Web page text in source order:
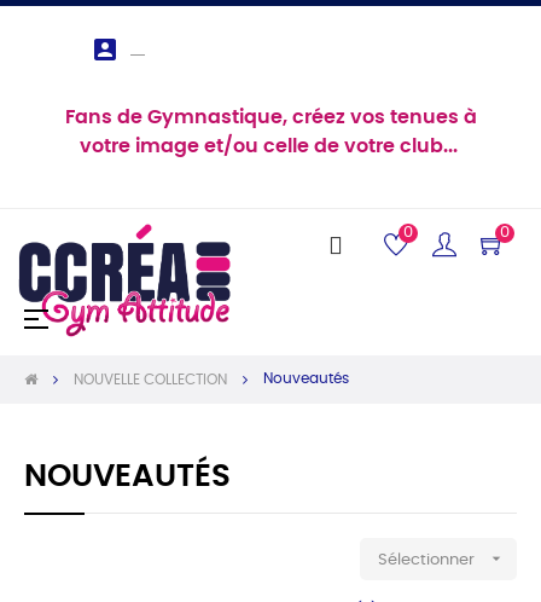

Fans de Gymnastique, créez vos tenues à
votre image et/ou celle de votre club...
0 0
Basculer
☰
NOUVELLE COLLECTION Nouveautés
NOUVEAUTÉS
Sélectionner 